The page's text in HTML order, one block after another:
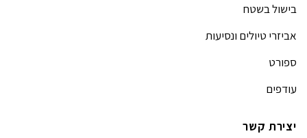
בישול בשטח
אביזרי טיולים ונסיעות
ספורט
עודפים
יצירת קשר